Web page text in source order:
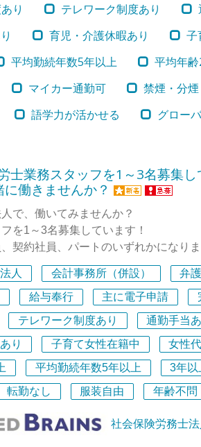
り テレワーク制度あり
育児・介護休暇あり
子
平均勤続年数5年以上 平均年
マイカー通勤可 禁煙・分煙
語学力が活かせる グロー
士業務スタッフを1～3名募集
に働きませんか？
で、働いてみませんか？
を1～3名募集しています！
契約社員、パートのいずれかになりま
してキャリアアップを目指したい
りたい
、実務の経験はまだほとんどない
ートで働きたい
社会保険労務士が組織として一緒に
ります。それに伴い、新しい仲間を
持っている方はもちろん、これから
くれる方も大歓迎です。
人 会計事務所（併設）
弁
給与奉行 主に電子申請
テレワーク制度あり
通勤手当
り
子育て女性在籍中
女性
平均勤続年数5年以上
3年以
転勤なし 服装自由 年齢不問
社会保険労務士